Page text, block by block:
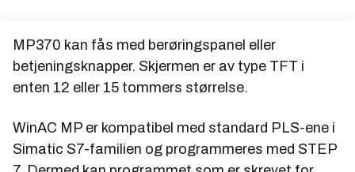
MP370 kan fås med berøringspanel eller
betjeningsknapper. Skjermen er av type TFT i
enten 12 eller 15 tommers størrelse.
WinAC MP er kompatibel med standard PLS-ene i
Simatic S7-familien og programmeres med STEP